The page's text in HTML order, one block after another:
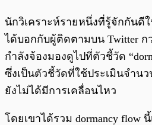
นักวิเคราะห์รายหนึ่งที่รู้จักกันดีใ
ได้บอกกับผู้ติดตามบน Twitter ก
กำลังจ้องมองดูไปที่ตัวชี้วัด
ซึ่งเป็นตัวชี้วัดที่ใช้ประเมินจำน
ยังไม่ได้มีการเคลื่อนไหว
โดยเขาได้รวม dormancy flow